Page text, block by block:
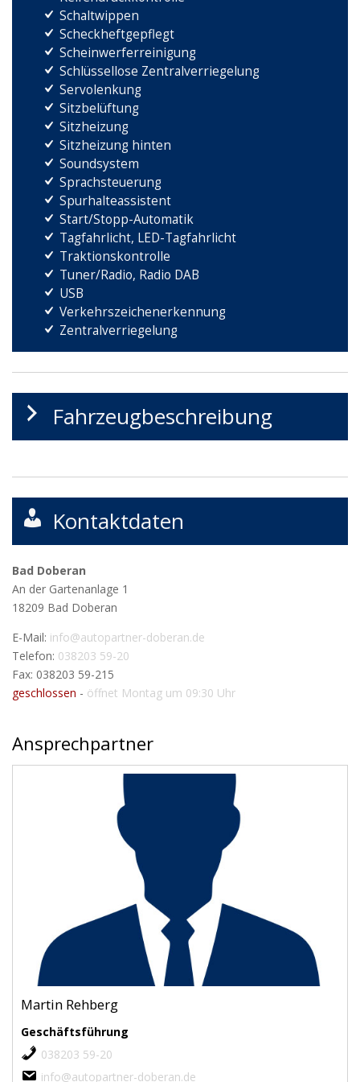
Schaltwippen
Scheckheftgepflegt
Scheinwerferreinigung
Schlüssellose Zentralverriegelung
Servolenkung
Sitzbelüftung
Sitzheizung
Sitzheizung hinten
Soundsystem
Sprachsteuerung
Spurhalteassistent
Start/Stopp-Automatik
Tagfahrlicht, LED-Tagfahrlicht
Traktionskontrolle
Tuner/Radio, Radio DAB
USB
Verkehrszeichenerkennung
Zentralverriegelung
Fahrzeugbeschreibung
Kontaktdaten
Bad Doberan
An der Gartenanlage 1
18209 Bad Doberan
E-Mail: info@autopartner-doberan.de
Telefon: 038203 59-20
Fax: 038203 59-215
geschlossen - öffnet Montag um 09:30 Uhr
Ansprechpartner
Martin Rehberg
Geschäftsführung
038203 59-20
info@autopartner-doberan.de